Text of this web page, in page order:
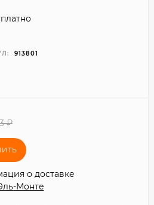
913801
о доставке
Монте